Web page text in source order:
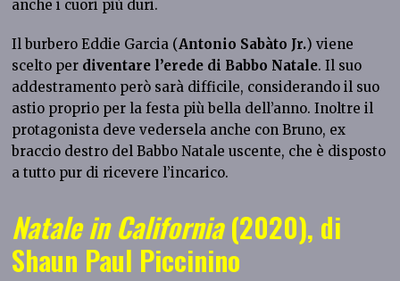
anche i cuori più duri.
Il burbero Eddie Garcia (Antonio Sabàto Jr.) viene
scelto per diventare l’erede di Babbo Natale. Il suo
addestramento però sarà difficile, considerando il suo
astio proprio per la festa più bella dell’anno. Inoltre il
protagonista deve vedersela anche con Bruno, ex
braccio destro del Babbo Natale uscente, che è disposto
a tutto pur di ricevere l’incarico.
Natale in California(2020), di
Shaun Paul Piccinino